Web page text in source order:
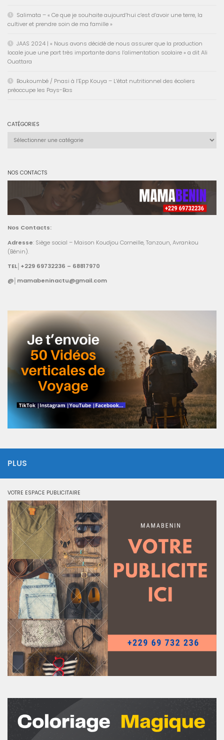
Salimata – « Ce que je souhaite aujourd’hui c’est d’avoir une terre, la
cultiver et prendre soin de ma famille »
JAAS 2024 | « Nous avons décidé de nous assurer que la production
locale joue une part très importante dans l’alimentation scolaire » a dit Ali
Ouattara
Boukoumbé / Pnasi à l’Epp Kouya – L’état nutritionnel des écoliers
préoccupe les Pays-Bas
CATÉGORIES
NOS CONTACTS
Nos Contacts:
Adresse: Siège social – Maison Koudjou Corneille, Tanzoun, Avrankou
(Bénin).
TEL│+229 69732236 – 68817970
@│mamabeninactu@gmail.com
PLUS
VOTRE ESPACE PUBLICITAIRE